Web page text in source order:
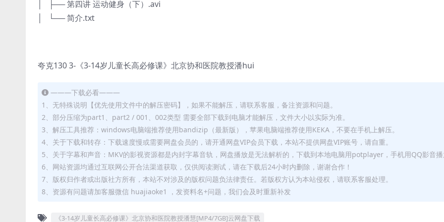
│ ├── 第四讲 运动健身（下）.avi
│ └── 简介.txt
夸克130 3-《3-14岁儿童长高必修课》北京协和医院教授潘hui
———下载必看———
1、无特殊说明【优先使用文件中的解压密码】，如果不能解压，请联系客服，备注资源和问题。
2、部分压缩为part1、part2 / 001、002类型 需要全部下载到电脑才能解压，文件大小以实际为准。
3、解压工具推荐：windows电脑端推荐使用bandizip（最新版），苹果电脑端推荐使用KEKA，不要在手机上解压。
4、关于下载和转存：下载速度慢或需要网盘会员的，请开通网盘VIP会员下载，本站不提供网盘VIP账号，请自重。
5、关于字幕和声音：MKV的影视资源都是内封字幕音轨，网盘播放是无法解析的，下载到本地电脑用potplayer，手机用QQ影音
6、网站资源均通过互联网公开合法渠道获取，仅供阅读测试，请在下载后24小时内删除，谢谢合作！
7、版权归作者或出版社方所有，本站不对涉及的版权问题负法律责任。若版权方认为本站侵权，请联系客服处理。
8、资源有问题请加客服微信 huajiaoke1 ，发资料名+问题，我们会及时重新补发
《3-14岁儿童长高必修课》北京协和医院教授潘慧[MP4/7GB]云网盘下载